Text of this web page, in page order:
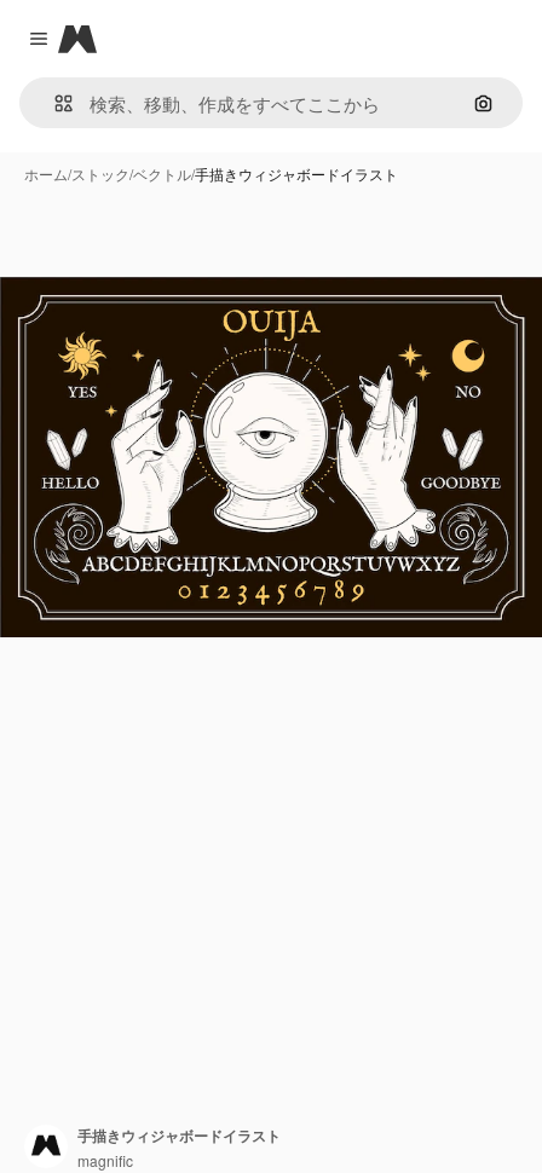
Close menu
Magnific
画像で
ホーム/ストック/ベクトル/手描きウィジャボードイラスト
手描きウィジャボードイラスト
magnific